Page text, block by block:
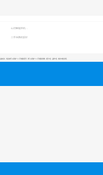
二手压路机报价
信息，包括其荆门58同城个人二手挖掘机型号、荆门58同城个人二手挖掘机参数、机型介绍、品牌介绍、新机价格信息等；